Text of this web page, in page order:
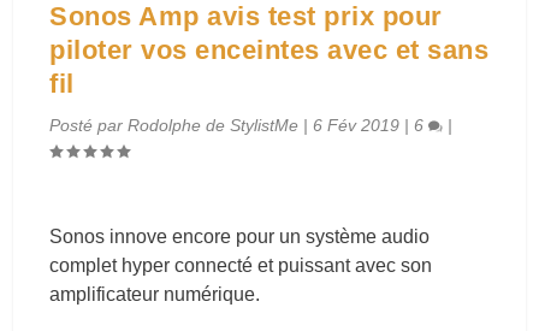
Sonos Amp avis test prix pour
piloter vos enceintes avec et sans
fil
Posté parRodolphe de StylistMe |6 Fév 2019 |6 |
Sonos innove encore pour un système audio
complet hyper connecté et puissant avec son
amplificateur numérique.